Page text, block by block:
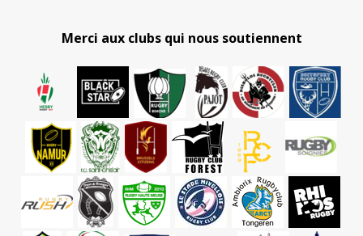
Merci aux clubs qui nous soutiennent